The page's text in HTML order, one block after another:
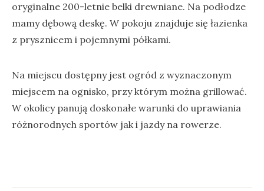
oryginalne 200-letnie belki drewniane. Na podłodze
mamy dębową deskę. W pokoju znajduje się łazienka
z prysznicem i pojemnymi półkami.
Na miejscu dostępny jest ogród z wyznaczonym
miejscem na ognisko, przy którym można grillować.
W okolicy panują doskonałe warunki do uprawiania
różnorodnych sportów jak i jazdy na rowerze.